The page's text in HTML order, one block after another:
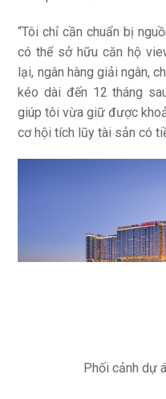
“Tôi chỉ cần chuẩn bị
có thể sở hữu căn hộ
lại, ngân hàng giải ngân,
kéo dài đến 12 tháng
giúp tôi vừa giữ được
cơ hội tích lũy tài sản có
Phối cảnh dự